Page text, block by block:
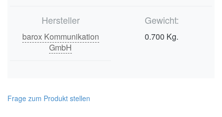
Hersteller
barox Kommunikation
GmbH
Gewicht:
0.700 Kg.
Frage zum Produkt stellen